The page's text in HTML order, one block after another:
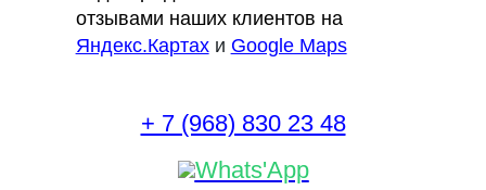
отзывами наших клиентов на
Яндекс.Картахи Google Maps
+ 7 (968) 830 23 48
Whats'App